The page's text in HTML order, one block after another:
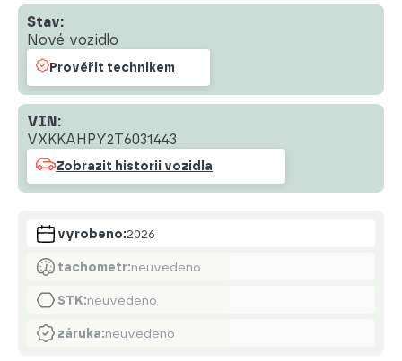
Stav:
Nové vozidlo
Prověřit technikem
VIN:
VXKKAHPY2T6031443
Zobrazit historii vozidla
vyrobeno:2026
tachometr:neuvedeno
STK:neuvedeno
záruka:neuvedeno